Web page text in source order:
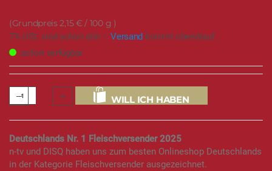
2,15 €/ 100 g
7% USt. sind schon drin –Versand kommt obendrauf.
sofort verfügbar
WILL ICH HABEN
Deutschlands Nr. 1 Fleischversender 2025
n-tv und DISQ haben uns zum besten Onlineshop Deutschlands
in der Kategorie Fleischversender ausgezeichnet.